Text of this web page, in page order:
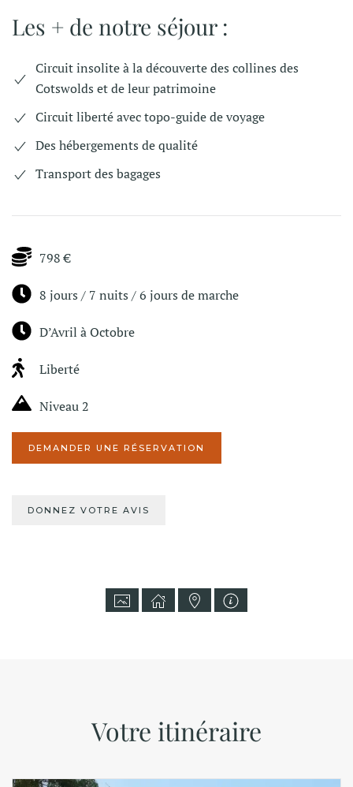
Les + de notre séjour :
Circuit insolite à la découverte des collines des
Cotswolds et de leur patrimoine
Circuit liberté avec topo-guide de voyage
Des hébergements de qualité
Transport des bagages
798 €
8 jours / 7 nuits / 6 jours de marche
D’Avril à Octobre
Liberté
Niveau 2
DEMANDER UNE RÉSERVATION
DONNEZ VOTRE AVIS
Votre itinéraire